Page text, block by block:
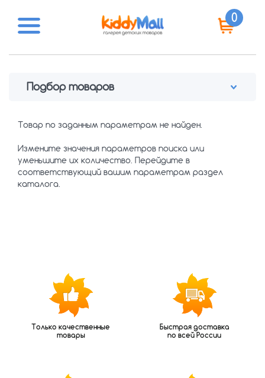
0
Подбор товаров
Товар по заданным параметрам не найден.
Измените значения параметров поиска или
уменьшите их количество. Перейдите в
соответствующий вашим параметрам раздел
каталога.
Только качественные
товары
Быстрая доставка
по всей России